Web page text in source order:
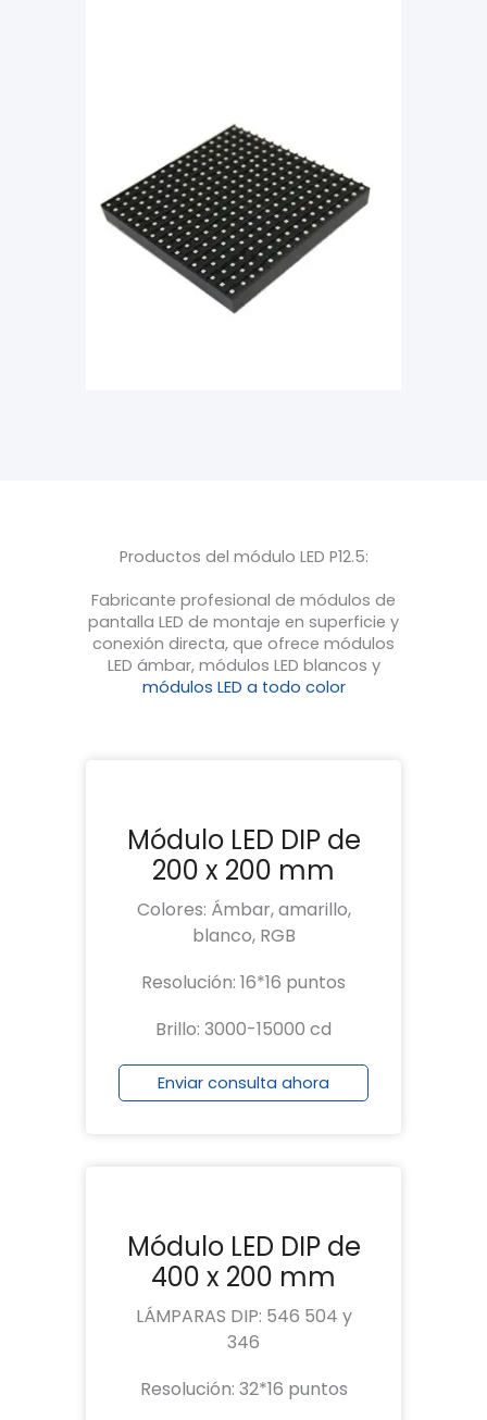
Productos del módulo LED P12.5:
Fabricante profesional de módulos de
pantalla LED de montaje en superficie y
conexión directa, que ofrece módulos
LED ámbar, módulos LED blancos y
módulos LED a todo color
Módulo LED DIP de
200 x 200 mm
Colores: Ámbar, amarillo,
blanco, RGB
Resolución: 16*16 puntos
Brillo: 3000-15000 cd
Enviar consulta ahora
Módulo LED DIP de
400 x 200 mm
LÁMPARAS DIP: 546 504 y
346
Resolución: 32*16 puntos